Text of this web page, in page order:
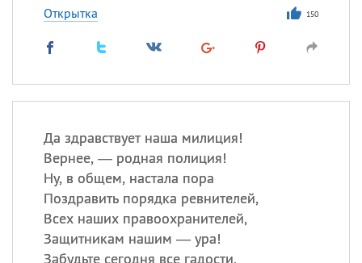
Открытка 150
Да здравствует наша милиция!
Вернее, — родная полиция!
Ну, в общем, настала пора
Поздравить порядка ревнителей,
Всех наших правоохранителей,
Защитникам нашим — ура!
Забудьте сегодня все гадости,